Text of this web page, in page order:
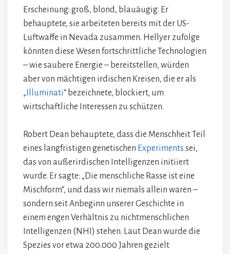
Erscheinung: groß, blond, blauäugig. Er
behauptete, sie arbeiteten bereits mit der US-
Luftwaffe in Nevada zusammen. Hellyer zufolge
könnten diese Wesen fortschrittliche Technologien
– wie saubere Energie – bereitstellen, würden
aber von mächtigen irdischen Kreisen, die er als
„ Illuminati“ bezeichnete, blockiert, um
wirtschaftliche Interessen zu schützen.
Robert Dean behauptete, dass die Menschheit Teil
eines langfristigen genetischen Experiments sei,
das von außerirdischen Intelligenzen initiiert
wurde. Er sagte: „Die menschliche Rasse ist eine
Mischform“, und dass wir niemals allein waren –
sondern seit Anbeginn unserer Geschichte in
einem engen Verhältnis zu nichtmenschlichen
Intelligenzen (NHI) stehen. Laut Dean wurde die
Spezies vor etwa 200.000 Jahren gezielt